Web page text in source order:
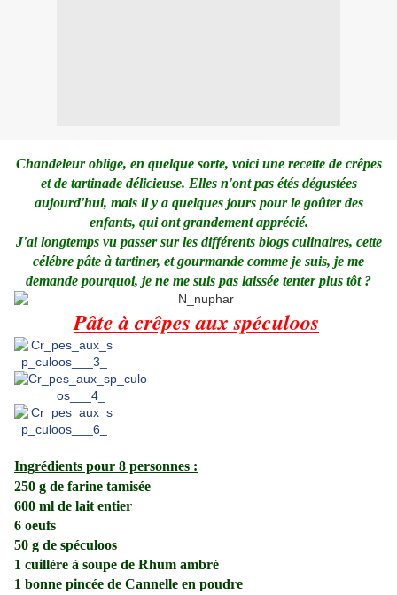
Chandeleur oblige, en quelque sorte, voici une recette de crêpes
et de tartinade délicieuse. Elles n'ont pas étés dégustées
aujourd'hui, mais il y a quelques jours pour le goûter des
enfants, qui ont grandement apprécié.
J'ai longtemps vu passer sur les différents blogs culinaires, cette
célébre pâte à tartiner, et gourmande comme je suis, je me
demande pourquoi, je ne me suis pas laissée tenter plus tôt ?
Pâte à crêpes aux spéculoos
Ingrédients pour 8 personnes :
250 g de farine tamisée
600 ml de lait entier
6 oeufs
50 g de spéculoos
1 cuillère à soupe de Rhum ambré
1 bonne pincée de Cannelle en poudre